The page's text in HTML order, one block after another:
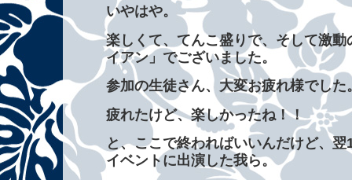
いやはや。
楽しくて、てんこ盛りで、そして激
イアン」でございました。
参加の生徒さん、大変お疲れ様でした
疲れたけど、楽しかったね！！
と、ここで終わればいいんだけど、
イベントに出演した我ら。